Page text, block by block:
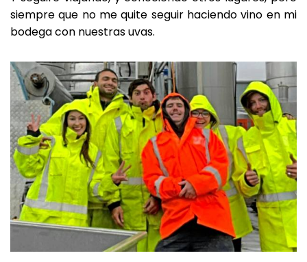
siempre que no me quite seguir haciendo vino en mi
bodega con nuestras uvas.